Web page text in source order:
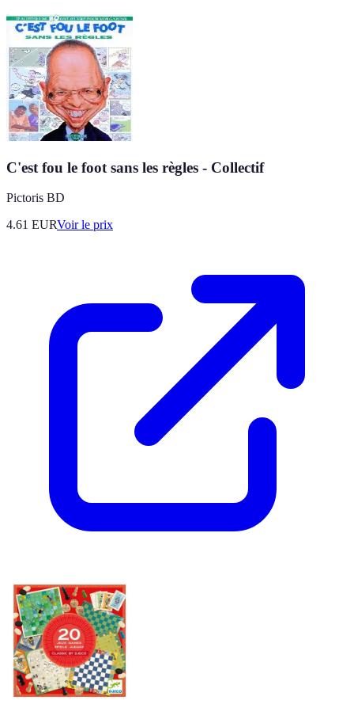
C'est fou le foot sans les règles - Collectif
Pictoris BD
4.61 EURVoir le prix